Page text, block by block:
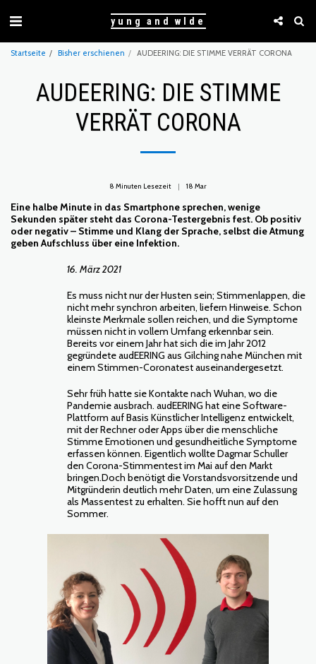
yung and wlde
Startseite Bisher erschienen AUDEERING: DIE STIMME VERRÄT CORONA
AUDEERING: DIE STIMME
VERRÄT CORONA
8 Minuten Lesezeit 18Mar
Eine halbe Minute in das Smartphone sprechen, wenige
Sekunden später steht das Corona-Testergebnis fest. Ob positiv
oder negativ – Stimme und Klang der Sprache, selbst die Atmung
geben Aufschluss über eine Infektion.
16. März 2021
Es muss nicht nur der Husten sein; Stimmenlappen, die
nicht mehr synchron arbeiten, liefern Hinweise. Schon
kleinste Merkmale sollen reichen, und die Symptome
müssen nicht in vollem Umfang erkennbar sein.
Bereits vor einem Jahr hat sich die im Jahr 2012
gegründete audEERING aus Gilching nahe München mit
einem Stimmen-Coronatest auseinandergesetzt.
Sehr früh hatte sie Kontakte nach Wuhan, wo die
Pandemie ausbrach. audEERING hat eine Software-
Plattform auf Basis Künstlicher Intelligenz entwickelt,
mit der Rechner oder Apps über die menschliche
Stimme Emotionen und gesundheitliche Symptome
erfassen können. Eigentlich wollte Dagmar Schuller
den Corona-Stimmentest im Mai auf den Markt
bringen.Doch benötigt die Vorstandsvorsitzende und
Mitgründerin deutlich mehr Daten, um eine Zulassung
als Massentest zu erhalten. Sie hofft nun auf den
Sommer.